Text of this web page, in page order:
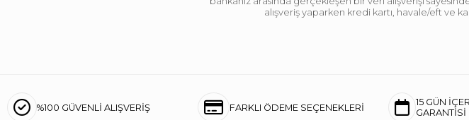
alışveriş yaparken kredi kartı, havale/eft ve
%100 GÜVENLİ ALIŞVERİŞ FARKLI ÖDEME SEÇENEKLERİ
15 GÜN
GARANTİSİ